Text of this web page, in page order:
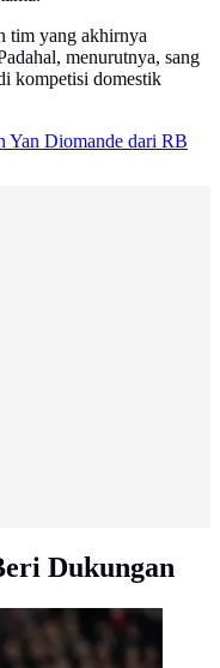
tim yang akhirnya
menurutnya, sang
kompetisi domestik
Yan Diomande dari RB
Dukungan